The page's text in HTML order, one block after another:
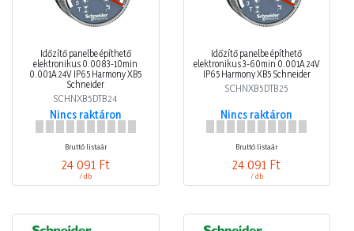
Időzítő panelbe építhető
elektronikus 0.0083-10min
0.001A 24V IP65 Harmony XB5
Schneider
SCHNXB5DTB24
Nincs raktáron
Bruttó listaár
24 091 Ft
/ db
Időzítő panelbe építhető
elektronikus 3-60min 0.001A 24V
IP65 Harmony XB5 Schneider
SCHNXB5DTB25
Nincs raktáron
Bruttó listaár
24 091 Ft
/ db